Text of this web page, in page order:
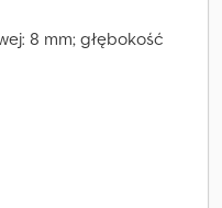
8 mm; głębokość